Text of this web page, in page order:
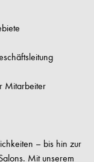
Mitarbeiter
– bis hin zur
Mit unserem